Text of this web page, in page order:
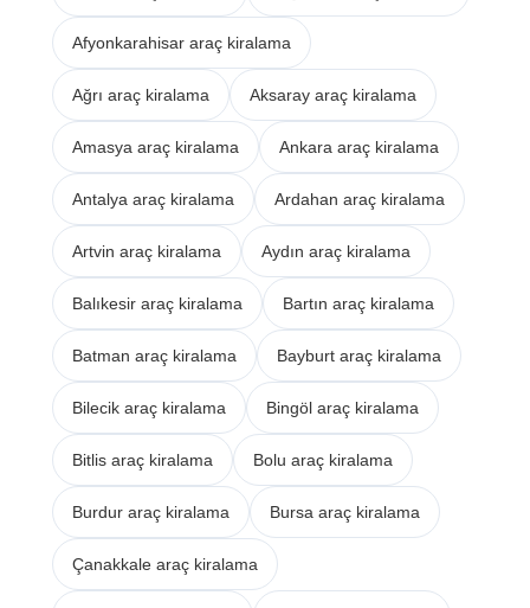
Afyonkarahisar araç kiralama
Ağrı araç kiralama Aksaray araç kiralama
Amasya araç kiralama Ankara araç kiralama
Antalya araç kiralama Ardahan araç kiralama
Artvin araç kiralama Aydın araç kiralama
Balıkesir araç kiralama Bartın araç kiralama
Batman araç kiralama Bayburt araç kiralama
Bilecik araç kiralama Bingöl araç kiralama
Bitlis araç kiralama Bolu araç kiralama
Burdur araç kiralama Bursa araç kiralama
Çanakkale araç kiralama